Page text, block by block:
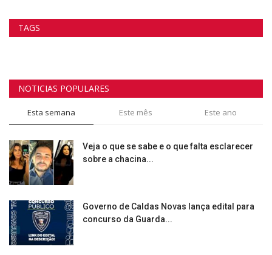
TAGS
NOTICIAS POPULARES
Esta semana Este mês Este ano
Veja o que se sabe e o que falta esclarecer
sobre a chacina...
Governo de Caldas Novas lança edital para
concurso da Guarda...